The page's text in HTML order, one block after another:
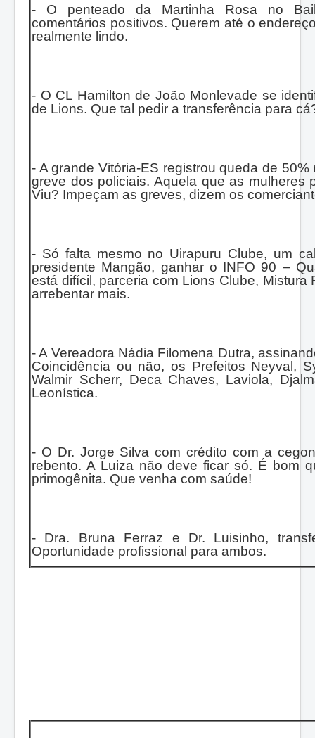
- O penteado da Martinha Rosa no
comentários positivos. Querem até o
realmente lindo.
- O CL Hamilton de João Monlevade se
de Lions. Que tal pedir a transferência para
- A grande Vitória-ES registrou queda de
greve dos policiais. Aquela que as mulheres
Viu? Impeçam as greves, dizem os
- Só falta mesmo no Uirapuru Clube, um
presidente Mangão, ganhar o INFO 90 –
está difícil, parceria com Lions Clube, Mistura
arrebentar mais.
- A Vereadora Nádia Filomena Dutra,
Coincidência ou não, os Prefeitos Neyval,
Walmir Scherr, Deca Chaves, Laviola,
Leonística.
- O Dr. Jorge Silva com crédito com a
rebento. A Luiza não deve ficar só. É bom
primogênita. Que venha com saúde!
- Dra. Bruna Ferraz e Dr. Luisinho,
Oportunidade profissional para ambos.